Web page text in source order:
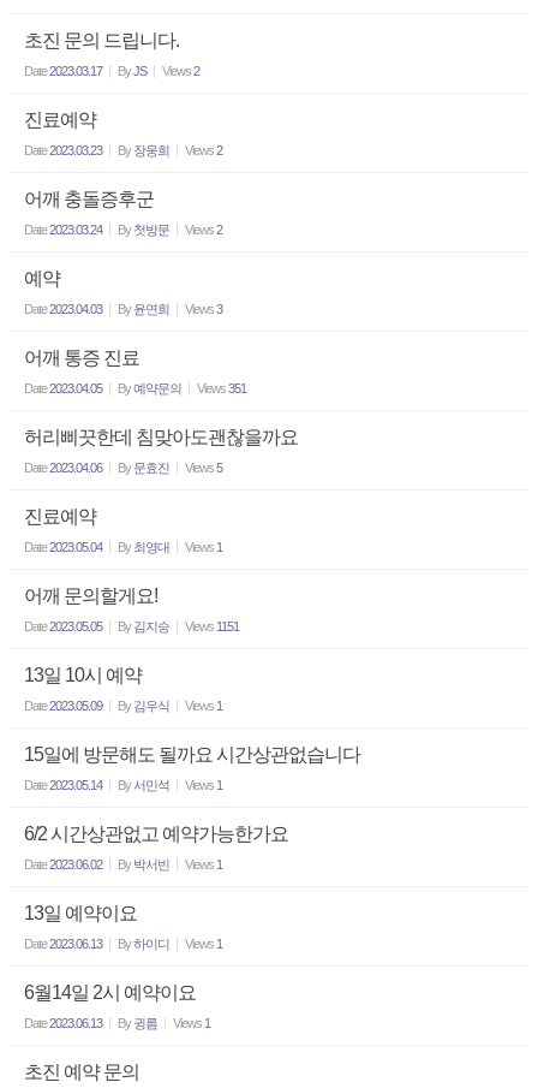
초진 문의 드립니다.
Date2023.03.17 ByJS Views2
진료예약
Date2023.03.23 By 장웅희 Views2
어깨 충돌증후군
Date2023.03.24 By 첫방문 Views2
예약
Date2023.04.03 By 윤연희 Views3
어깨 통증 진료
Date2023.04.05 By예약문의 Views351
허리삐끗한데 침맞아도괜찮을까요
Date2023.04.06 By 문효진 Views5
진료예약
Date2023.05.04 By 최영대 Views 1
어깨 문의할게요!
Date2023.05.05 By 김지승 Views 1151
13일 10시 예약
Date2023.05.09 By 김우식 Views 1
15일에 방문해도 될까요 시간상관없습니다
Date2023.05.14 By서민석 Views 1
6/2 시간상관없고 예약가능한가요
Date2023.06.02 By 박서빈 Views 1
13일 예약이요
Date2023.06.13 By하이디 Views 1
6월14일 2시 예약이요
Date2023.06.13 By 귕름 Views 1
초진 예약 문의